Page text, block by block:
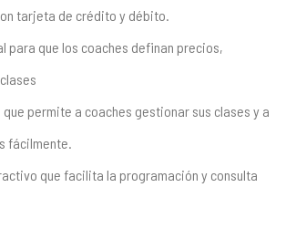
tarjeta de crédito y débito.
para que los coaches definan precios,
permite a coaches gestionar sus clases y a
fácilmente.
que facilita la programación y consulta